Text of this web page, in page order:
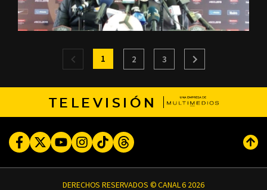
1 2 3
TELEVISIÓN
FacebookTwitterYoutubeInstagram
TikTokThreads
DERECHOS RESERVADOS © CANAL 6 2026